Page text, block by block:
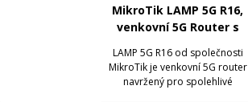
MikroTik LAMP 5G R16,
venkovní 5G Router s
LAMP 5G R16 od společnosti
MikroTik je venkovní 5G router
navržený pro spolehlivé